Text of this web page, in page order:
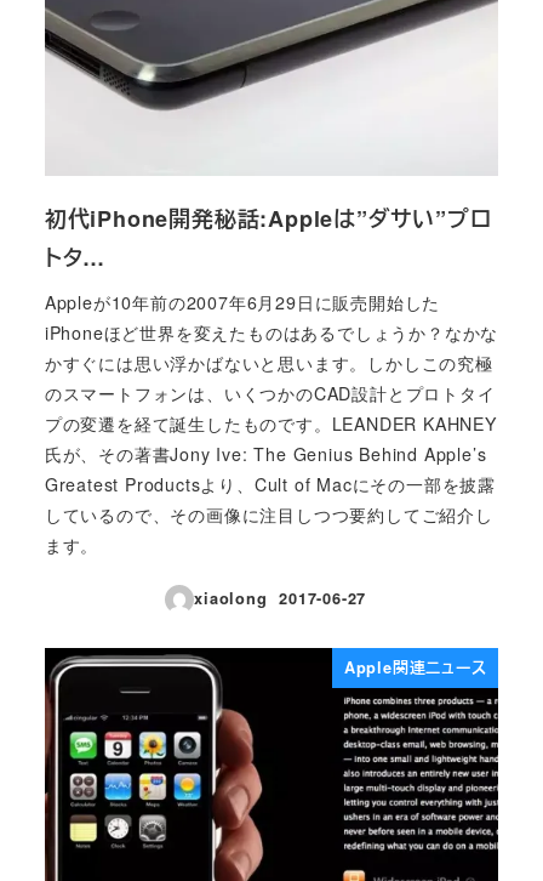
初代iPhone開発秘話:Appleは”ダサい”プロ
トタ…
Appleが10年前の2007年6月29日に販売開始した
iPhoneほど世界を変えたものはあるでしょうか？なかな
かすぐには思い浮かばないと思います。しかしこの究極
のスマートフォンは、いくつかのCAD設計とプロトタイ
プの変遷を経て誕生したものです。LEANDER KAHNEY
氏が、その著書Jony Ive: The Genius Behind Apple’s
Greatest Productsより、Cult of Macにその一部を披露
しているので、その画像に注目しつつ要約してご紹介し
ます。
xiaolong
投稿日
2017-06-27
Apple関連ニュース